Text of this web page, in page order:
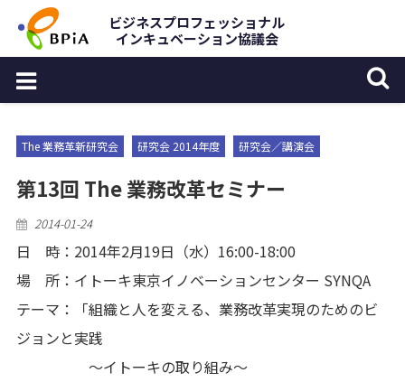
content
ビジネスプロフェッショナル
インキュベーション協議会
The 業務革新研究会 研究会 2014年度 研究会／講演会
第13回 The 業務改革セミナー
Posted
2014-01-24
日 時：2014年2月19日（水）16:00-18:00
場 所：イトーキ東京イノベーションセンター SYNQA
テーマ：「組織と人を変える、業務改革実現のためのビ
ジョンと実践
～イトーキの取り組み～